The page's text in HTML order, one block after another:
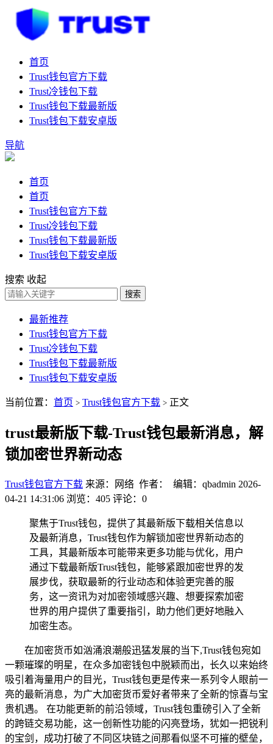
首页
Trust钱包官方下载
Trust冷钱包下载
Trust钱包下载最新版
Trust钱包下载安卓版
导航
首页
首页
Trust钱包官方下载
Trust冷钱包下载
Trust钱包下载最新版
Trust钱包下载安卓版
搜索 收起
搜索
最新推荐
Trust钱包官方下载
Trust冷钱包下载
Trust钱包下载最新版
Trust钱包下载安卓版
当前位置： 首页 > Trust钱包官方下载 > 正文
trust最新版下载-Trust钱包最新消息，解
锁加密世界新动态
Trust钱包官方下载 来源：网络 作者： 编辑：qbadmin 2026-
04-21 14:31:06 浏览：405 评论：0
聚焦于Trust钱包，提供了其最新版下载相关信息以
及最新消息，Trust钱包作为解锁加密世界新动态的
工具，其最新版本可能带来更多功能与优化，用户
通过下载最新版Trust钱包，能够紧跟加密世界的发
展步伐，获取最新的行业动态和体验更完善的服
务，这一资讯为对加密领域感兴趣、想要探索加密
世界的用户提供了重要指引，助力他们更好地融入
加密生态。
在加密货币如汹涌浪潮般迅猛发展的当下,Trust钱包宛如
一颗璀璨的明星，在众多加密钱包中脱颖而出，长久以来始终
吸引着海量用户的目光，Trust钱包更是传来一系列令人眼前一
亮的最新消息，为广大加密货币爱好者带来了全新的惊喜与宝
贵机遇。 在功能更新的前沿领域，Trust钱包重磅引入了全新
的跨链交易功能，这一创新性功能的闪亮登场，犹如一把锐利
的宝剑，成功打破了不同区块链之间那看似坚不可摧的壁垒，